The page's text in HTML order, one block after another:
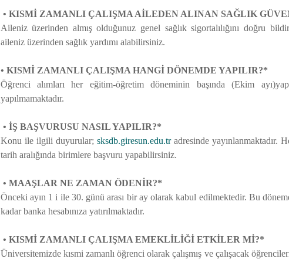
• KISMİ ZAMANLI ÇALIŞMA AİLEDEN ALINAN SAĞLIK
Aileniz üzerinden almış olduğunuz genel sağlık sigortalılığını doğru
aileniz üzerinden sağlık yardımı alabilirsiniz.
• KISMİ ZAMANLI ÇALIŞMA HANGİ DÖNEMDE YAPILIR?*
Öğrenci alımları her eğitim-öğretim döneminin başında (Ekim
yapılmamaktadır.
• İŞ BAŞVURUSU NASIL YAPILIR?*
Konu ile ilgili duyurular; sksdb.giresun.edu.tr adresinde yayınlanmaktadır.
tarih aralığında birimlere başvuru yapabilirsiniz.
• MAAŞLAR NE ZAMAN ÖDENİR?*
Önceki ayın 1 i ile 30. günü arası bir ay olarak kabul edilmektedir. Bu
kadar banka hesabınıza yatırılmaktadır.
• KISMİ ZAMANLI ÇALIŞMA EMEKLİLİĞİ ETKİLER Mİ?*
Üniversitemizde kısmi zamanlı öğrenci olarak çalışmış ve çalışacak